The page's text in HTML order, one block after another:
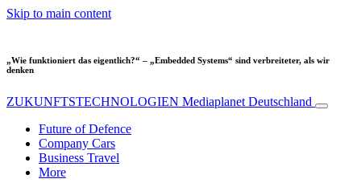
Skip to main content
„Wie funktioniert das eigentlich?“ – „Embedded Systems“ sind verbreiteter, als wir
denken
ZUKUNFTSTECHNOLOGIEN Mediaplanet Deutschland
Future of Defence
Company Cars
Business Travel
More